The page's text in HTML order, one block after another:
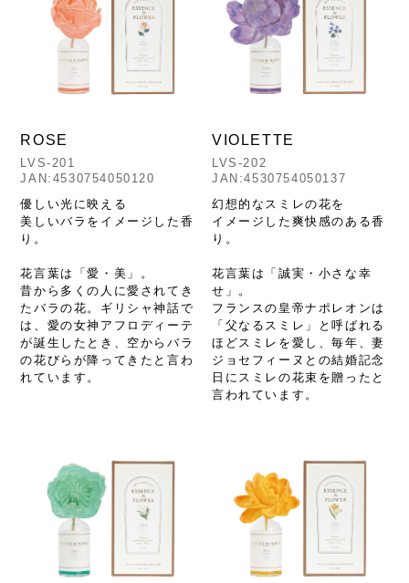
ROSE
LVS-201
JAN:4530754050120
優しい光に映える
美しいバラをイメージした香
り。
花言葉は「愛・美」。
昔から多くの人に愛されてき
たバラの花。ギリシャ神話で
は、愛の女神アフロディーテ
が誕生したとき、空からバラ
の花びらが降ってきたと言わ
れています。
VIOLETTE
LVS-202
JAN:4530754050137
幻想的なスミレの花を
イメージした爽快感のある香
り。
花言葉は「誠実・小さな幸
せ」。
フランスの皇帝ナポレオンは
「父なるスミレ」と呼ばれる
ほどスミレを愛し、毎年、妻
ジョセフィーヌとの結婚記念
日にスミレの花束を贈ったと
言われています。